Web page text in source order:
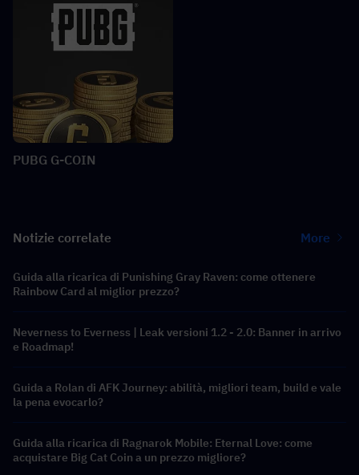
PUBG G-COIN
Notizie correlate More
Guida alla ricarica di Punishing Gray Raven: come ottenere
Rainbow Card al miglior prezzo?
Neverness to Everness | Leak versioni 1.2 - 2.0: Banner in arrivo
e Roadmap!
Guida a Rolan di AFK Journey: abilità, migliori team, build e vale
la pena evocarlo?
Guida alla ricarica di Ragnarok Mobile: Eternal Love: come
acquistare Big Cat Coin a un prezzo migliore?